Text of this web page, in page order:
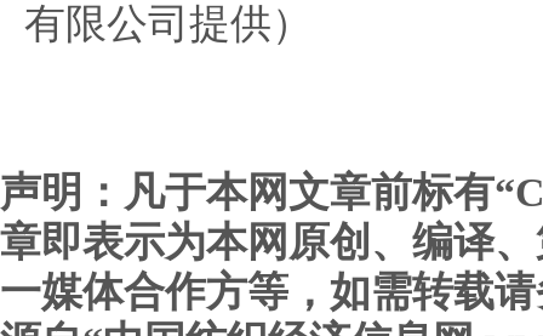
有限公司提供）
声明：凡于本网文章前标有
章即表示为本网原创、编译
一媒体合作方等，如需转载